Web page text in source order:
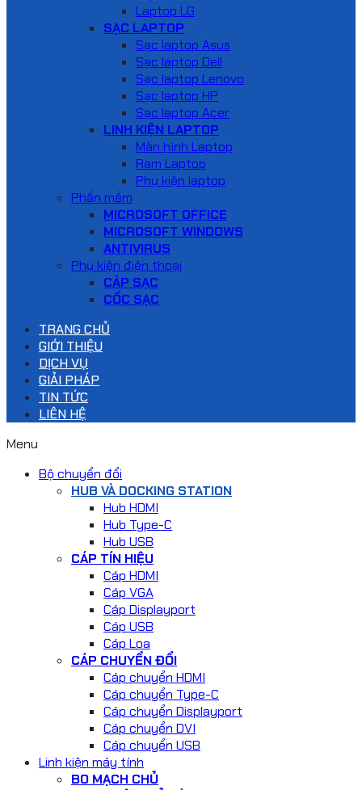
Laptop LG
SẠC LAPTOP
Sạc laptop Asus
Sạc laptop Dell
Sạc laptop Lenovo
Sạc laptop HP
Sạc laptop Acer
LINH KIỆN LAPTOP
Màn hình Laptop
Ram Laptop
Phụ kiện laptop
Phần mềm
MICROSOFT OFFICE
MICROSOFT WINDOWS
ANTIVIRUS
Phụ kiện điện thoại
CÁP SẠC
CỐC SẠC
TRANG CHỦ
GIỚI THIỆU
DỊCH VỤ
GIẢI PHÁP
TIN TỨC
LIÊN HỆ
Menu
Bộ chuyển đổi
HUB VÀ DOCKING STATION
Hub HDMI
Hub Type-C
Hub USB
CÁP TÍN HIỆU
Cáp HDMI
Cáp VGA
Cáp Displayport
Cáp USB
Cáp Loa
CÁP CHUYỂN ĐỔI
Cáp chuyển HDMI
Cáp chuyển Type-C
Cáp chuyển Displayport
Cáp chuyển DVI
Cáp chuyển USB
Linh kiện máy tính
BO MẠCH CHỦ